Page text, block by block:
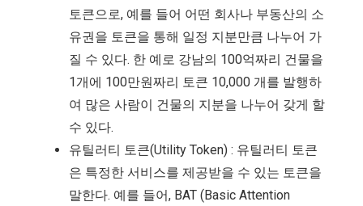
토큰으로, 예를 들어 어떤 회사나 부동산의 소
유권을 토큰을 통해 일정 지분만큼 나누어 가
질 수 있다. 한 예로 강남의 100억짜리 건물을
1개에 100만원짜리 토큰 10,000 개를 발행하
여 많은 사람이 건물의 지분을 나누어 갖게 할
수 있다.
유틸러티 토큰(Utility Token) : 유틸러티 토큰
은 특정한 서비스를 제공받을 수 있는 토큰을
말한다. 예를 들어, BAT (Basic Attention